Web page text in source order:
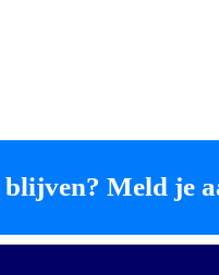
blijven? Meld je